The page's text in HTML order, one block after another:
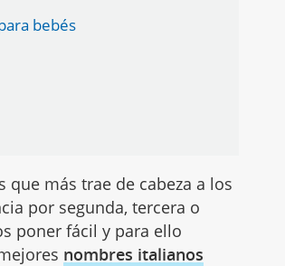
bebés
que más trae de cabeza a los
por segunda, tercera o
poner fácil y para ello
nombres italianos